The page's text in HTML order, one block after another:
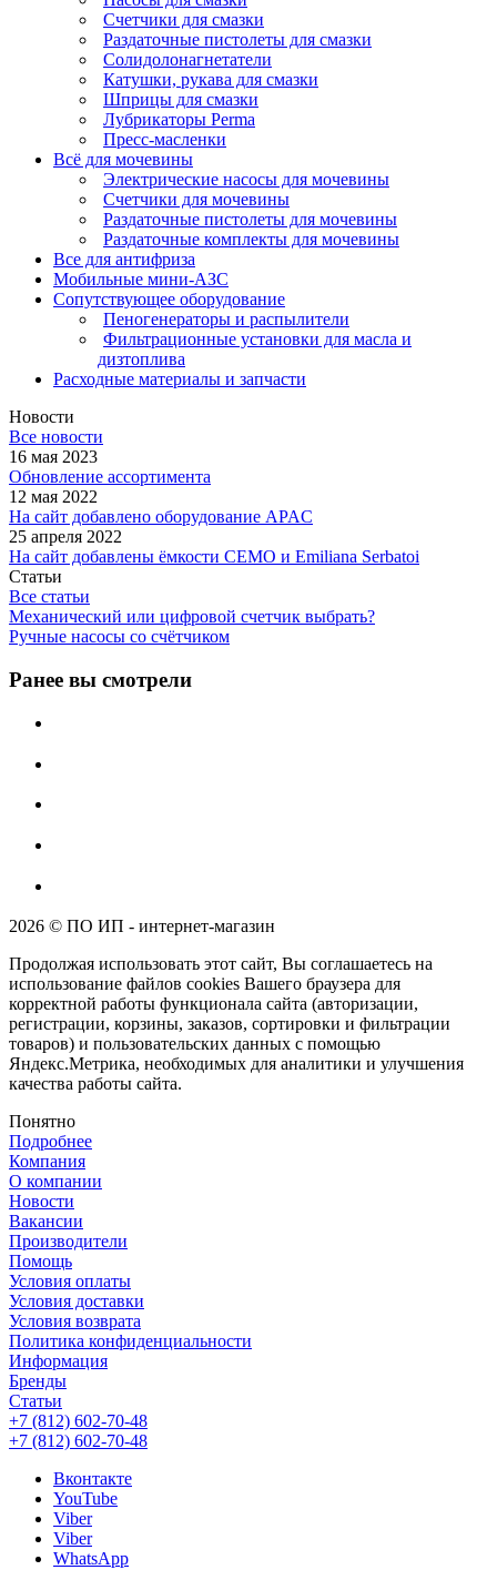
Счетчики для смазки
Раздаточные пистолеты для смазки
Солидолонагнетатели
Катушки, рукава для смазки
Шприцы для смазки
Лубрикаторы Perma
Пресс-масленки
Всё для мочевины
Электрические насосы для мочевины
Счетчики для мочевины
Раздаточные пистолеты для мочевины
Раздаточные комплекты для мочевины
Все для антифриза
Мобильные мини-АЗС
Сопутствующее оборудование
Пеногенераторы и распылители
Фильтрационные установки для масла и
дизтоплива
Расходные материалы и запчасти
Новости
Все новости
16 мая 2023
Обновление ассортимента
12 мая 2022
На сайт добавлено оборудование APAC
25 апреля 2022
На сайт добавлены ёмкости CEMO и Emiliana Serbatoi
Статьи
Все статьи
Механический или цифровой счетчик выбрать?
Ручные насосы со счётчиком
Ранее вы смотрели
2026 © ПО ИП - интернет-магазин
Продолжая использовать этот сайт, Вы соглашаетесь на
использование файлов cookies Вашего браузера для
корректной работы функционала сайта (авторизации,
регистрации, корзины, заказов, сортировки и фильтрации
товаров) и пользовательских данных с помощью
Яндекс.Метрика, необходимых для аналитики и улучшения
качества работы сайта.
Понятно
Подробнее
Компания
О компании
Новости
Вакансии
Производители
Помощь
Условия оплаты
Условия доставки
Условия возврата
Политика конфиденциальности
Информация
Бренды
Статьи
+7 (812) 602-70-48
+7 (812) 602-70-48
Вконтакте
YouTube
Viber
Viber
WhatsApp